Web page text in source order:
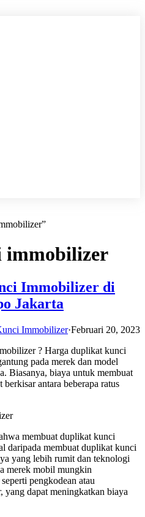
immobilizer
Immobilizer di
Jakarta
Immobilizer·Februari 20, 2023
? Harga duplikat kunci
pada merek dan model
Biasanya, biaya untuk membuat
antara beberapa ratus
membuat duplikat kunci
daripada membuat duplikat kunci
yang lebih rumit dan teknologi
merek mobil mungkin
pengkodean atau
dapat meningkatkan biaya